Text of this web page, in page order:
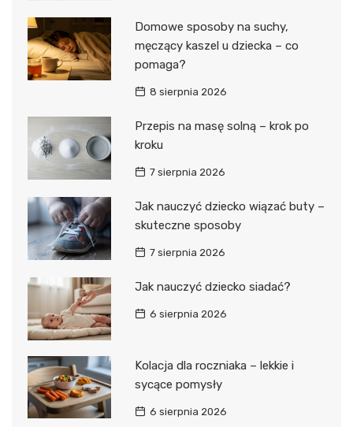
Domowe sposoby na suchy,
męczący kaszel u dziecka – co
pomaga?
8 sierpnia 2026
Przepis na masę solną – krok po
kroku
7 sierpnia 2026
Jak nauczyć dziecko wiązać buty –
skuteczne sposoby
7 sierpnia 2026
Jak nauczyć dziecko siadać?
6 sierpnia 2026
Kolacja dla roczniaka – lekkie i
sycące pomysły
6 sierpnia 2026